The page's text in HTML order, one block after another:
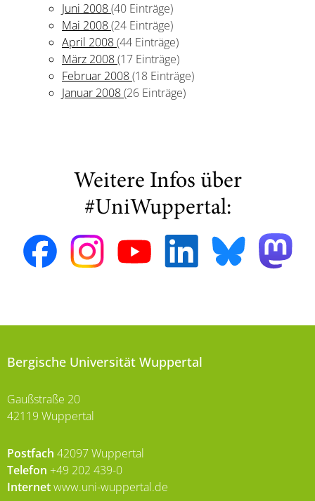
Juni 2008(40 Einträge)
Mai 2008(24 Einträge)
April 2008(44 Einträge)
März 2008(17 Einträge)
Februar 2008(18 Einträge)
Januar 2008(26 Einträge)
Weitere Infos über
#UniWuppertal:
Bergische Universität Wuppertal
Gaußstraße 20
42119 Wuppertal
Postfach 42097 Wuppertal
Telefon +49 202 439-0
Internetwww.uni-wuppertal.de